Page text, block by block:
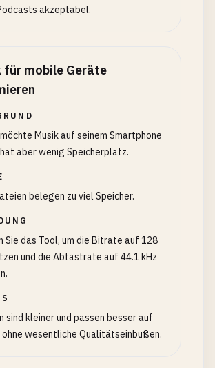
akzeptabel.
für mobile Geräte
Musik auf seinem Smartphone
aber wenig Speicherplatz.
belegen zu viel Speicher.
Sie das Tool, um die Bitrate auf 128
und die Abtastrate auf 44.1 kHz
sind kleiner und passen besser auf
wesentliche Qualitätseinbußen.